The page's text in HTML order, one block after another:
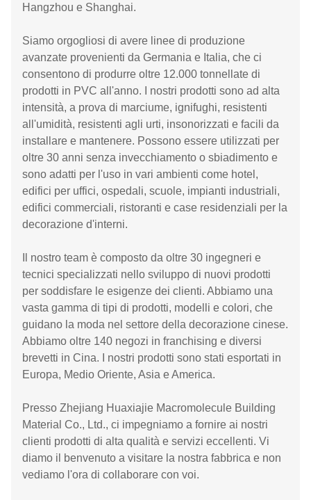
Hangzhou e Shanghai.
Siamo orgogliosi di avere linee di produzione
avanzate provenienti da Germania e Italia, che ci
consentono di produrre oltre 12.000 tonnellate di
prodotti in PVC all'anno. I nostri prodotti sono ad alta
intensità, a prova di marciume, ignifughi, resistenti
all'umidità, resistenti agli urti, insonorizzati e facili da
installare e mantenere. Possono essere utilizzati per
oltre 30 anni senza invecchiamento o sbiadimento e
sono adatti per l'uso in vari ambienti come hotel,
edifici per uffici, ospedali, scuole, impianti industriali,
edifici commerciali, ristoranti e case residenziali per la
decorazione d'interni.
Il nostro team è composto da oltre 30 ingegneri e
tecnici specializzati nello sviluppo di nuovi prodotti
per soddisfare le esigenze dei clienti. Abbiamo una
vasta gamma di tipi di prodotti, modelli e colori, che
guidano la moda nel settore della decorazione cinese.
Abbiamo oltre 140 negozi in franchising e diversi
brevetti in Cina. I nostri prodotti sono stati esportati in
Europa, Medio Oriente, Asia e America.
Presso Zhejiang Huaxiajie Macromolecule Building
Material Co., Ltd., ci impegniamo a fornire ai nostri
clienti prodotti di alta qualità e servizi eccellenti. Vi
diamo il benvenuto a visitare la nostra fabbrica e non
vediamo l'ora di collaborare con voi.